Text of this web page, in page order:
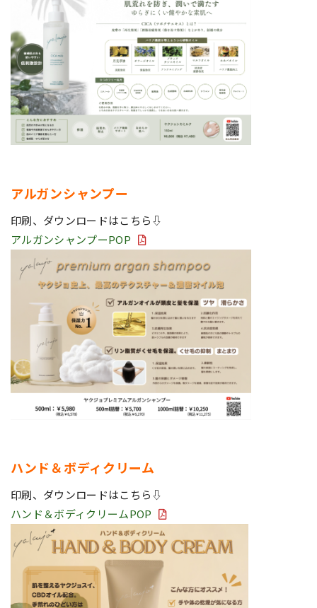
アルガンシャンプー
印刷、ダウンロードはこちら⇩
アルガンシャンプーPOP
ハンド＆ボディクリーム
印刷、ダウンロードはこちら⇩
ハンド＆ボディクリームPOP